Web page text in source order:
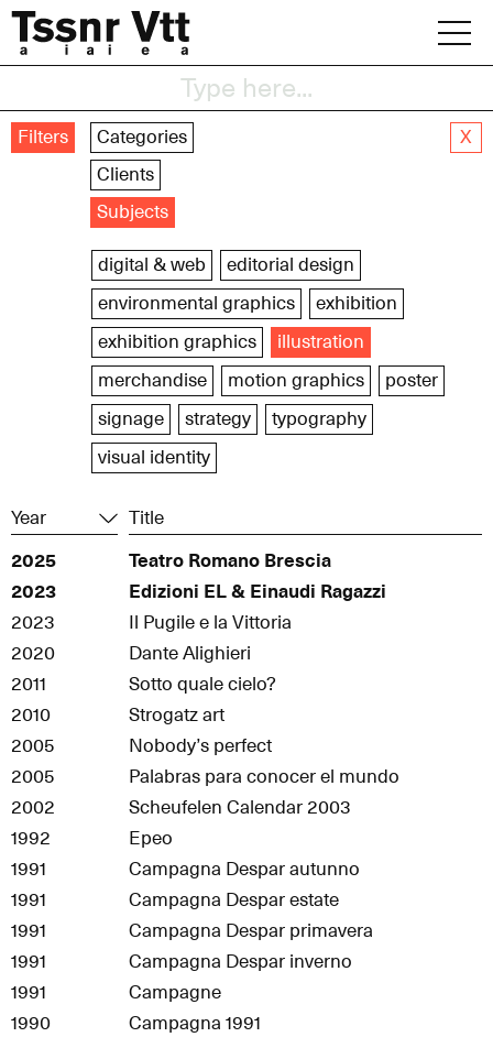
content
Archive
Filters
Categories
Clients
Subjects
X
digital & web
editorial design
environmental graphics
exhibition
exhibition graphics
illustration
merchandise
motion graphics
poster
signage
strategy
typography
visual identity
Year Title
2025
Teatro Romano Brescia
2023
Edizioni EL & Einaudi Ragazzi
2023
Il Pugile e la Vittoria
2020
Dante Alighieri
2011
Sotto quale cielo?
2010
Strogatz art
2005
Nobody’s perfect
2005
Palabras para conocer el mundo
2002
Scheufelen Calendar 2003
1992
Epeo
1991
Campagna Despar autunno
1991
Campagna Despar estate
1991
Campagna Despar primavera
1991
Campagna Despar inverno
1991
Campagne
1990
Campagna 1991